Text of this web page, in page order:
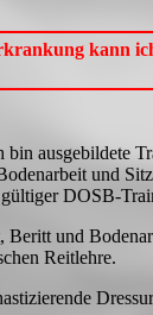
kann
bin ausgebildete
und
DOSB-
Beritt und
Reitlehre.